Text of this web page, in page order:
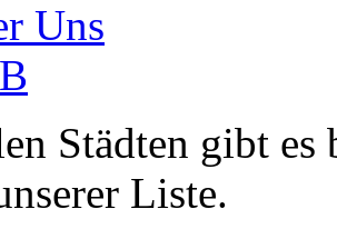
Uns
Städten gibt es
Liste.